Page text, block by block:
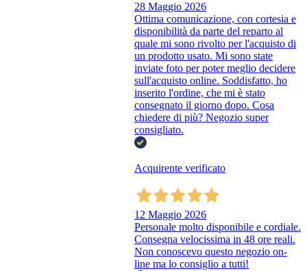
28 Maggio 2026
Ottima comunicazione, con cortesia e
disponibilità da parte del reparto al
quale mi sono rivolto per l'acquisto di
un prodotto usato. Mi sono state
inviate foto per poter meglio decidere
sull'acquisto online. Soddisfatto, ho
inserito l'ordine, che mi è stato
consegnato il giorno dopo. Cosa
chiedere di più? Negozio super
consigliato.
Acquirente verificato
12 Maggio 2026
Personale molto disponibile e cordiale.
Consegna velocissima in 48 ore reali.
Non conoscevo questo negozio on-
line ma lo consiglio a tutti!